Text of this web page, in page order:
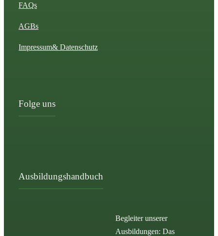
FAQs
AGBs
Impressum& Datenschutz
Folge uns
Ausbildungshandbuch
Begleiter unserer
Ausbildungen: Das